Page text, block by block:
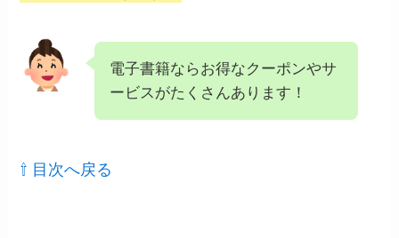
電子書籍ならお得なクーポンやサ
ービスがたくさんあります！
⇧ 目次へ戻る